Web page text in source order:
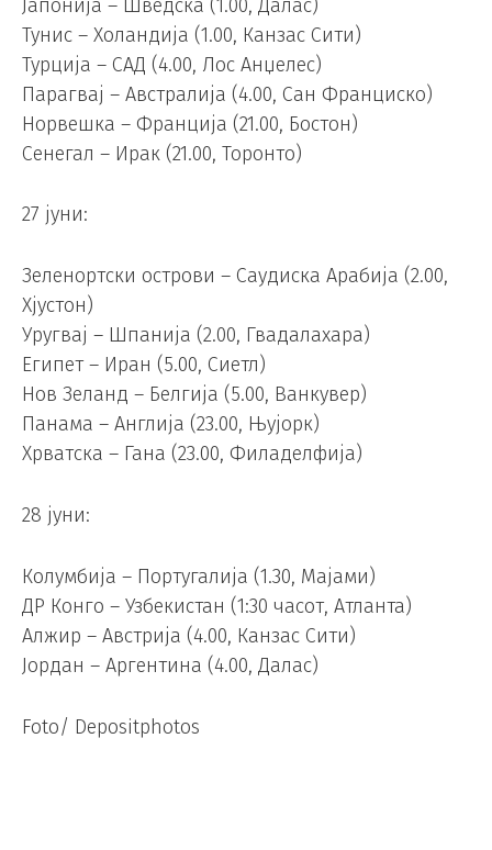
Јапонија – Шведска (1.00, Далас)
Тунис – Холандија (1.00, Канзас Сити)
Турција – САД (4.00, Лос Анџелес)
Парагвај – Австралија (4.00, Сан Франциско)
Норвешка – Франција (21.00, Бостон)
Сенегал – Ирак (21.00, Торонто)
27 јуни:
Зеленортски острови – Саудиска Арабија (2.00,
Хјустон)
Уругвај – Шпанија (2.00, Гвадалахара)
Египет – Иран (5.00, Сиетл)
Нов Зеланд – Белгија (5.00, Ванкувер)
Панама – Англија (23.00, Њујорк)
Хрватска – Гана (23.00, Филаделфија)
28 јуни:
Колумбија – Португалија (1.30, Мајами)
ДР Конго – Узбекистан (1:30 часот, Атланта)
Алжир – Австрија (4.00, Канзас Сити)
Јордан – Аргентина (4.00, Далас)
Foto/ Depositphotos